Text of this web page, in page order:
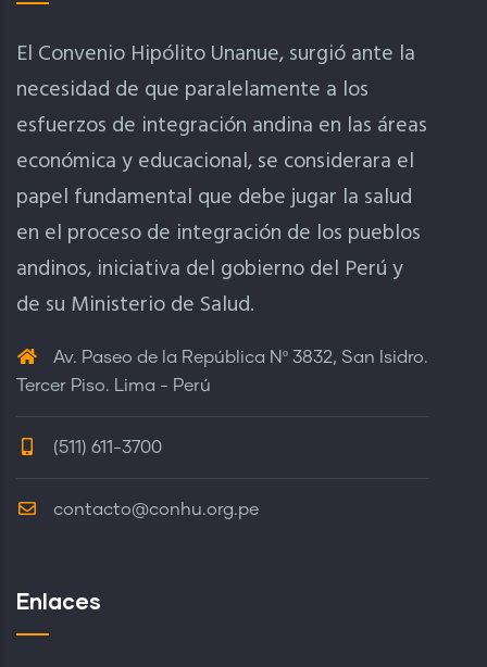
El Convenio Hipólito Unanue, surgió ante la
necesidad de que paralelamente a los
esfuerzos de integración andina en las áreas
económica y educacional, se considerara el
papel fundamental que debe jugar la salud
en el proceso de integración de los pueblos
andinos, iniciativa del gobierno del Perú y
de su Ministerio de Salud.
Av. Paseo de la República Nº 3832, San Isidro.
Tercer Piso. Lima - Perú
(511) 611-3700
contacto@conhu.org.pe
Enlaces